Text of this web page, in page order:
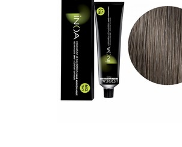
WELLA PROFESSIONALS